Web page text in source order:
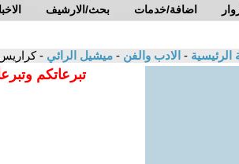
بحث/الارشيف اضافة/خدمات
الرئيسية - الادب والفن - ميشيل الرائي -
تبرعاتكم